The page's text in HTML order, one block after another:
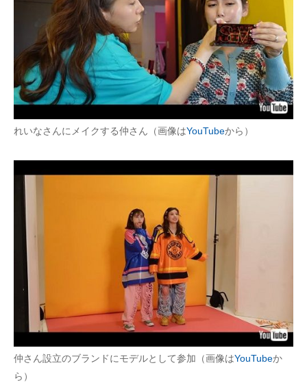
れいなさんにメイクする仲さん（画像はYouTubeから）
仲さん設立のブランドにモデルとして参加（画像はYouTubeか
ら）